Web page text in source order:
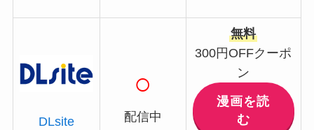
DLsite
○
配信中
無料
300円OFFクーポ
ン
漫画を読
む